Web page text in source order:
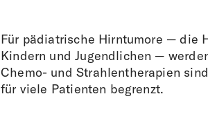
Für pädiatrische Hirntumore — die
Kindern und Jugendlichen —
Chemo- und Strahlentherapien
für viele Patienten begrenzt.